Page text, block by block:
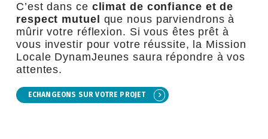
C’est dans ce climat de confiance et de
respect mutuel
que nous parviendrons à
mûrir votre réflexion. Si vous êtes prêt à
vous investir pour votre réussite, la Mission
Locale DynamJeunes saura répondre à vos
attentes.
ECHANGEONS SUR VOTRE PROJET